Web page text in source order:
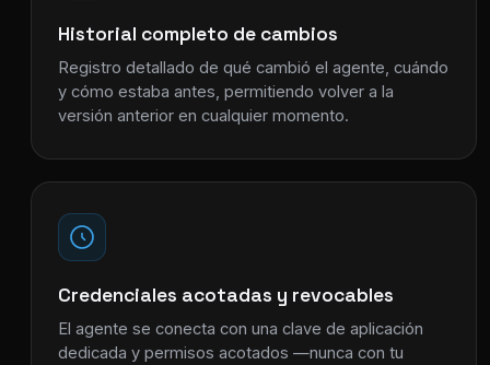
Historial completo de cambios
Registro detallado de qué cambió el agente, cuándo
y cómo estaba antes, permitiendo volver a la
versión anterior en cualquier momento.
Credenciales acotadas y revocables
El agente se conecta con una clave de aplicación
dedicada y permisos acotados —nunca con tu